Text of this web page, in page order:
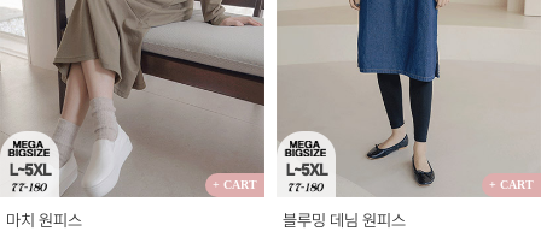
+ CART
마치 원피스
+ CART
블루밍 데님 원피스